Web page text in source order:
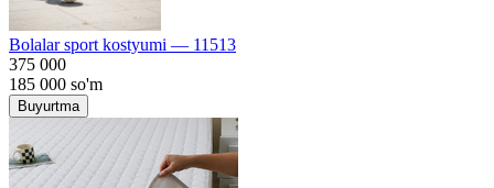
Bolalar sport kostyumi — 11513
375 000
185 000 so'm
Buyurtma